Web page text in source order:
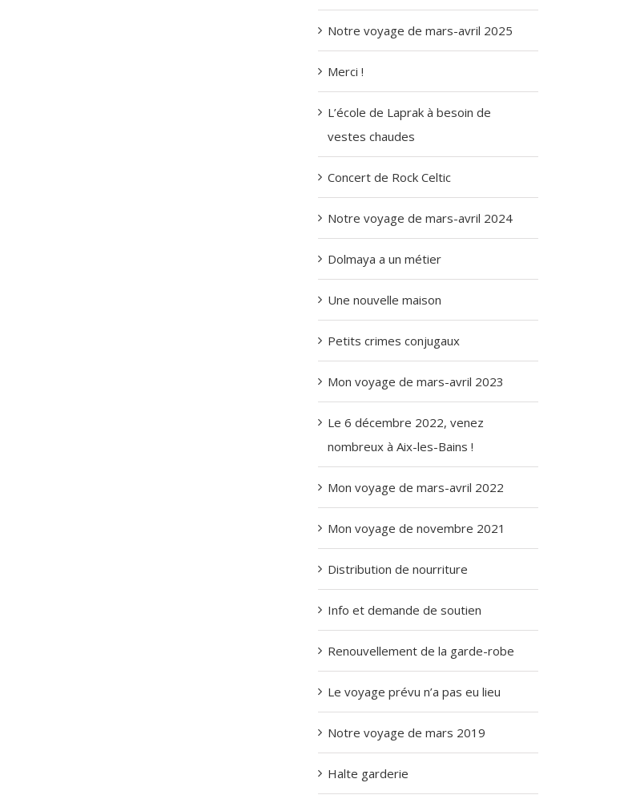
Notre voyage de mars-avril 2025
Merci !
L’école de Laprak à besoin de
vestes chaudes
Concert de Rock Celtic
Notre voyage de mars-avril 2024
Dolmaya a un métier
Une nouvelle maison
Petits crimes conjugaux
Mon voyage de mars-avril 2023
Le 6 décembre 2022, venez
nombreux à Aix-les-Bains !
Mon voyage de mars-avril 2022
Mon voyage de novembre 2021
Distribution de nourriture
Info et demande de soutien
Renouvellement de la garde-robe
Le voyage prévu n’a pas eu lieu
Notre voyage de mars 2019
Halte garderie